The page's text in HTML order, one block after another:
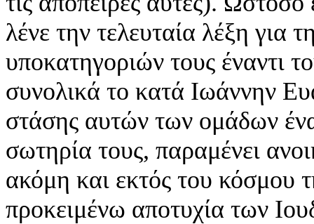
λένε την τελευταία λέξη για
υποκατηγοριών τους έναντι
συνολικά το κατά Ιωάννην
στάσης αυτών των ομάδων
σωτηρία τους, παραμένει
ακόμη και εκτός του κόσμου
προκειμένω αποτυχία των